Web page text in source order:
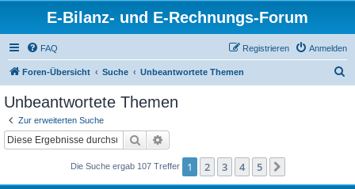
E-Bilanz- und E-Rechnungs-Forum
FAQ Anmelden
Registrieren
Foren-Übersicht Suche Unbeantwortete Themen
Unbeantwortete Themen
Zur erweiterten Suche
Suche
Die Suche ergab 107 Treffer 1 2 3 4 5